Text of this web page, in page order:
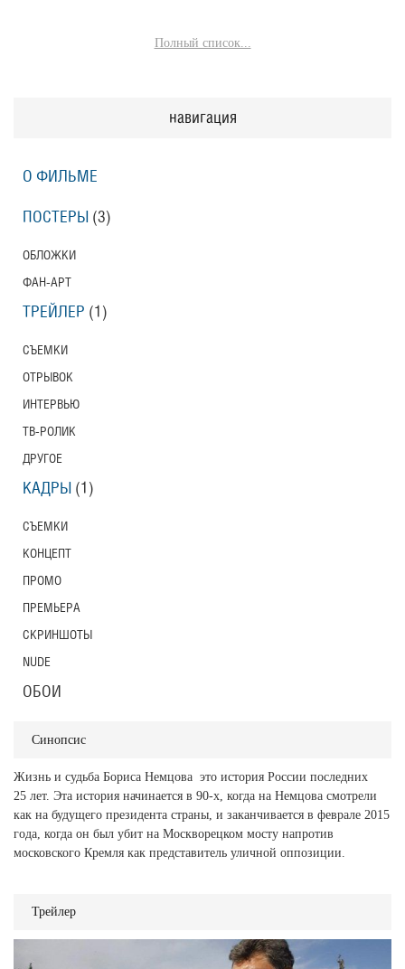
Полный список...
Синопсис
Жизнь и судьба Бориса Немцова  это история России последних
25 лет. Эта история начинается в 90-х, когда на Немцова смотрели
как на будущего президента страны, и заканчивается в феврале 2015
года, когда он был убит на Москворецком мосту напротив
московского Кремля как представитель уличной оппозиции.
Трейлер
навигация
О ФИЛЬМЕ
ПОСТЕРЫ (3)
ОБЛОЖКИ
ФАН-АРТ
ТРЕЙЛЕР (1)
СЪЕМКИ
ОТРЫВОК
ИНТЕРВЬЮ
ТВ-РОЛИК
ДРУГОЕ
КАДРЫ (1)
СЪЕМКИ
КОНЦЕПТ
ПРОМО
ПРЕМЬЕРА
СКРИНШОТЫ
NUDE
ОБОИ